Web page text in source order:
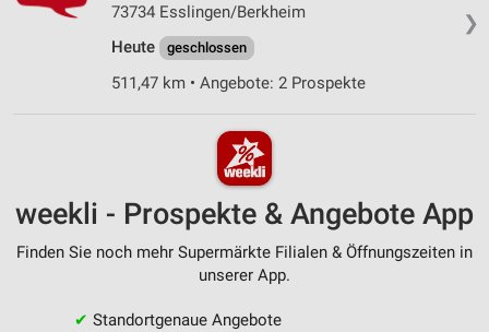
❯
73734 Esslingen/Berkheim
Heute
geschlossen
511,47 km • Angebote: 2 Prospekte
weekli - Prospekte & Angebote App
Finden Sie noch mehr Supermärkte Filialen & Öffnungszeiten in
unserer App.
✔ Standortgenaue Angebote